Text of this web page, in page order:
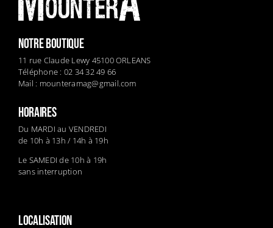
NOTRE BOUTIQUE
11 rue Claude Lewy 45100 ORLEANS
Téléphone : 02 34 32 49 66
Mail : mounteramag@gmail.com
HORAIRES
Du MARDI au VENDREDI
de 10h à 13h / 14h à 19h
Le SAMEDI de 10h à 19h
sans interruption
LOCALISATION